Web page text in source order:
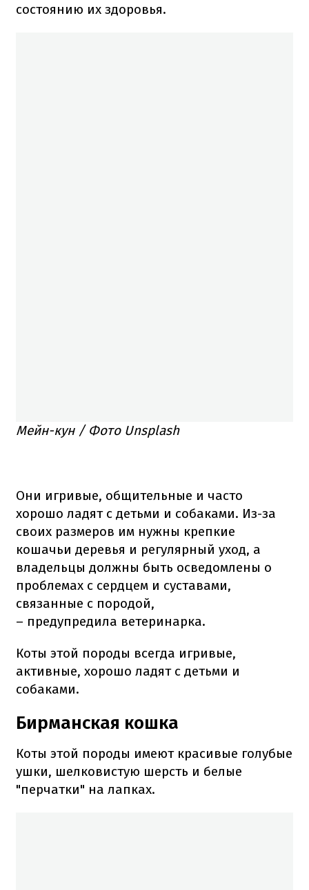
состоянию их здоровья.
Мейн-кун / Фото Unsplash
Они игривые, общительные и часто
хорошо ладят с детьми и собаками. Из-за
своих размеров им нужны крепкие
кошачьи деревья и регулярный уход, а
владельцы должны быть осведомлены о
проблемах с сердцем и суставами,
связанные с породой,
– предупредила ветеринарка.
Коты этой породы всегда игривые,
активные, хорошо ладят с детьми и
собаками.
Бирманская кошка
Коты этой породы имеют красивые голубые
ушки, шелковистую шерсть и белые
"перчатки" на лапках.